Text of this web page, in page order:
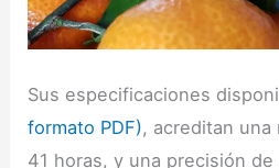
Sus especificaciones
formato PDF), acreditan una
41 horas, y una precisión